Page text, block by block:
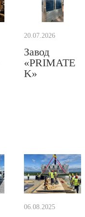
20.07.2026
Завод
«PRIMATE
K»
06.08.2025